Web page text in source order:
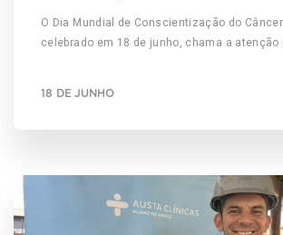
O Dia Mundial de Conscientização do
celebrado em 18 de junho, chama a atenção
data tem como objetivo alertar a população
Nacional de Câncer (INCA) e de entidades
Sociedade Brasileira de Urologia e a
18 DE JUNHO